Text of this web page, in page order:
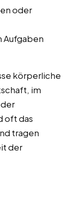
oder
Aufgaben
körperliche
im
oft das
tragen
der